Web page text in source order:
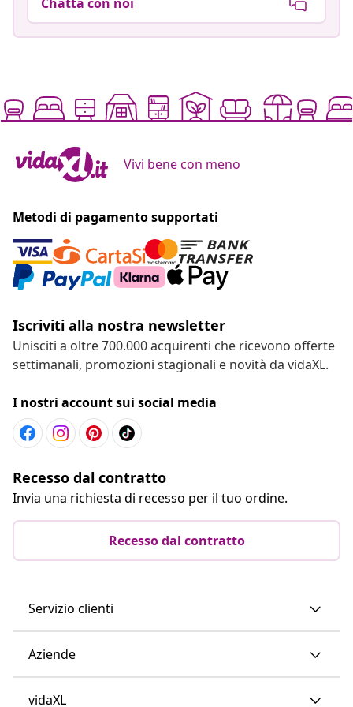
Vivi bene con meno
Metodi di pagamento supportati
Iscriviti alla nostra newsletter
Unisciti a oltre 700.000 acquirenti che ricevono offerte
settimanali, promozioni stagionali e novità da vidaXL.
I nostri account sui social media
Recesso dal contratto
Invia una richiesta di recesso per il tuo ordine.
Recesso dal contratto
Servizio clienti
Aziende
vidaXL